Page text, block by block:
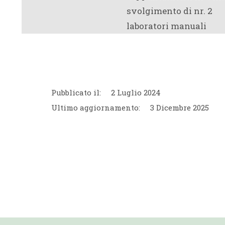
svolgimento di nr. 2
laboratori manuali
Pubblicato il:
2 Luglio 2024
Ultimo aggiornamento:
3 Dicembre 2025